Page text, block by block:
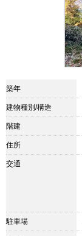
築年
建物種別/構造
階建
住所
交通
駐車場